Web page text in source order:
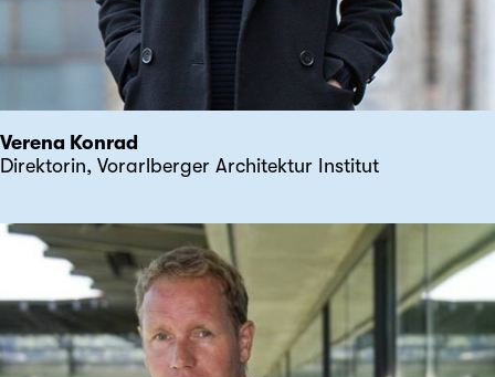
Verena Konrad
Direktorin, Vorarlberger Architektur Institut